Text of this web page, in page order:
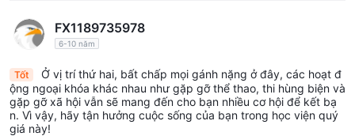
FX1189735978
6-10 năm
Tốt
Ở vị trí thứ hai, bất chấp mọi gánh nặng ở đây, các hoạt đ
ộng ngoại khóa khác nhau như gặp gỡ thể thao, thi hùng biện và
gặp gỡ xã hội vẫn sẽ mang đến cho bạn nhiều cơ hội để kết bạ
n. Vì vậy, hãy tận hưởng cuộc sống của bạn trong học viện quý
giá này!